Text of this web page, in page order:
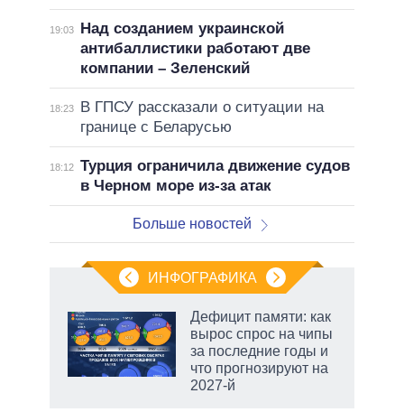
19:03
Над созданием украинской
антибаллистики работают две
компании – Зеленский
18:23
В ГПСУ рассказали о ситуации на
границе с Беларусью
18:12 Турция ограничила движение судов
в Черном море из-за атак
Больше новостей
ИНФОГРАФИКА
Дефицит памяти: как
вырос спрос на чипы
за последние годы и
что прогнозируют на
2027-й